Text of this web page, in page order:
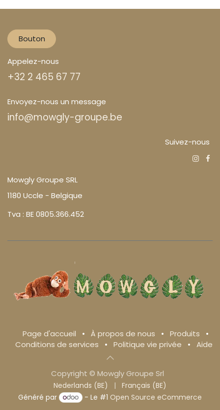
Bouton
Appelez-nous
+32 2 465 67 77
Envoyez-nous un message
info@mowgly-groupe.be
Suivez-nous
Mowgly Groupe SRL
1180 Uccle - Belgique
Tva : BE 0805.366.452
Page d'accueil • À propos de nous • Produits
•
Conditions de services
• Politique vie privée • Aide
Copyright © Mowgly Groupe Srl
Nederlands (BE) |
Français (BE)
Généré par
- Le #1 Open Source eCommerce